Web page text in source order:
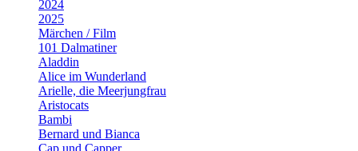
2024
2025
Märchen / Film
101 Dalmatiner
Aladdin
Alice im Wunderland
Arielle, die Meerjungfrau
Aristocats
Bambi
Bernard und Bianca
Cap und Capper